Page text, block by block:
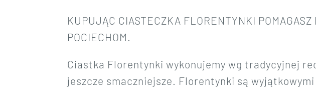
KUPUJĄC CIASTECZKA FLORENTYNKI
POCIECHOM.
Ciastka Florentynki wykonujemy wg tradycyjnej
jeszcze smaczniejsze. Florentynki są